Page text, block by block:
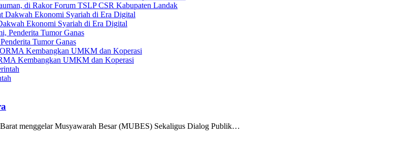
di Rakor Forum TSLP CSR Kabupaten Landak
Ekonomi Syariah di Era Digital
Tumor Ganas
Kembangkan UMKM dan Koperasi
menggelar Musyawarah Besar (MUBES) Sekaligus Dialog Publik…